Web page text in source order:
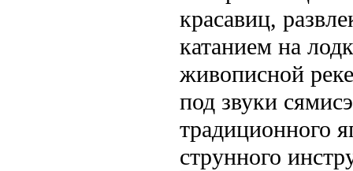
красавиц,
катанием на
живописной
под звуки
традиционного
струнного